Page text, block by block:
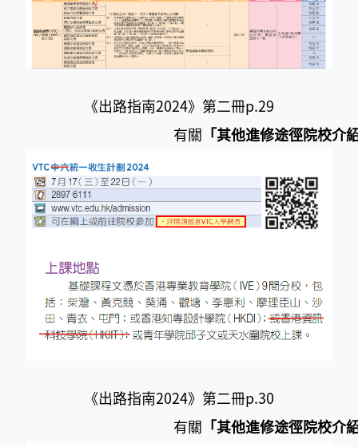
《出路指南2024》第二冊p.29
有關
「其他進修途徑院校介
《出路指南2024》第二冊p.30
有關
「其他進修途徑院校介